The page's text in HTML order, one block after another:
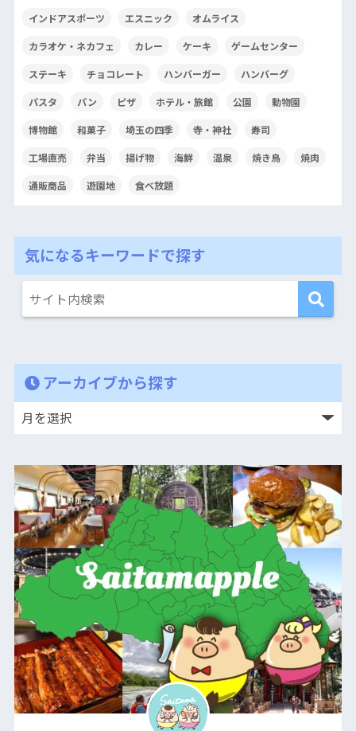
インドアスポーツ エスニック オムライス
カラオケ・ネカフェ カレー ケーキ ゲームセンター
ステーキ チョコレート ハンバーガー ハンバーグ
パスタ パン ピザ ホテル・旅館 公園 動物園
博物館 和菓子 埼玉の四季 寺・神社 寿司
工場直売 弁当 揚げ物 海鮮 温泉 焼き鳥 焼肉
通販商品 遊園地 食べ放題
気になるキーワードで探す
アーカイブから探す